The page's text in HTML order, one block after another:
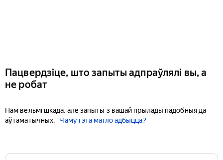
Пацвердзіце, што запыты адпраўлялі вы, а
не робат
Нам вельмі шкада, але запыты з вашай прылады падобныя да
аўтаматычных.
Чаму гэта магло адбыцца?